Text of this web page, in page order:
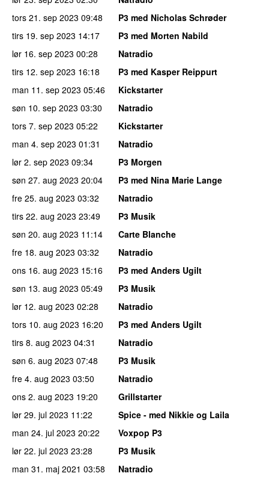
tors 21. sep 2023 09:48
P3 med Nicholas Schrøder
tirs 19. sep 2023 14:17
P3 med Morten Nabild
lør 16. sep 2023 00:28
Natradio
tirs 12. sep 2023 16:18
P3 med Kasper Reippurt
man 11. sep 2023 05:46
Kickstarter
søn 10. sep 2023 03:30
Natradio
tors 7. sep 2023 05:22
Kickstarter
man 4. sep 2023 01:31
Natradio
lør 2. sep 2023 09:34
P3 Morgen
søn 27. aug 2023 20:04
P3 med Nina Marie Lange
fre 25. aug 2023 03:32
Natradio
tirs 22. aug 2023 23:49
P3 Musik
søn 20. aug 2023 11:14
Carte Blanche
fre 18. aug 2023 03:32
Natradio
ons 16. aug 2023 15:16
P3 med Anders Ugilt
søn 13. aug 2023 05:49
P3 Musik
lør 12. aug 2023 02:28
Natradio
tors 10. aug 2023 16:20
P3 med Anders Ugilt
tirs 8. aug 2023 04:31
Natradio
søn 6. aug 2023 07:48
P3 Musik
fre 4. aug 2023 03:50
Natradio
ons 2. aug 2023 19:20
Grillstarter
lør 29. jul 2023 11:22
Spice - med Nikkie og Laila
man 24. jul 2023 20:22
Voxpop P3
lør 22. jul 2023 23:28
P3 Musik
man 31. maj 2021 03:58
Natradio